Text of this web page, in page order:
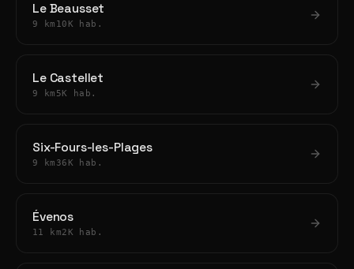
Le Beausset
9 km 10K hab.
Le Castellet
9 km 5K hab.
Six-Fours-les-Plages
9 km 36K hab.
Évenos
11 km2K hab.